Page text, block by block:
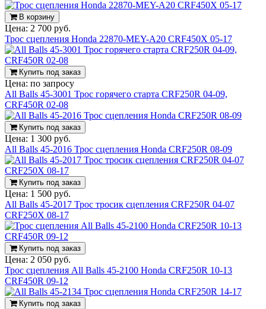
В корзину
Цена: 2 700 руб.
Трос сцепления Honda 22870-MEY-A20 CRF450X 05-17
Купить под заказ
Цена: по запросу
All Balls 45-3001 Трос горячего старта CRF250R 04-09,
CRF450R 02-08
Купить под заказ
Цена: 1 300 руб.
All Balls 45-2016 Трос сцепления Honda CRF250R 08-09
Купить под заказ
Цена: 1 500 руб.
All Balls 45-2017 Трос тросик сцепления CRF250R 04-07
CRF250X 08-17
Купить под заказ
Цена: 2 050 руб.
Трос сцепления All Balls 45-2100 Honda CRF250R 10-13
CRF450R 09-12
Купить под заказ